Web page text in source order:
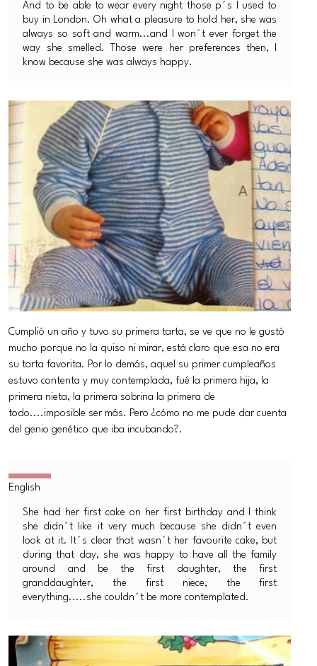
And to be able to wear every night those p´s I used to
buy in London. Oh what a pleasure to hold her, she was
always so soft and warm...and I won´t ever forget the
way she smelled. Those were her preferences then, I
know because she was always happy.
Cumplió un año y tuvo su primera tarta, se ve que no le gustó
mucho porque no la quiso ni mirar, está claro que esa no era
su tarta favorita. Por lo demás, aquel su primer cumpleaños
estuvo contenta y muy contemplada, fué la primera hija, la
primera nieta, la primera sobrina la primera de
todo....imposible ser más. Pero ¿cómo no me pude dar cuenta
del genio genético que iba incubando?.
She had her first cake on her first birthday and I think
she didn´t like it very much because she didn´t even
look at it. It´s clear that wasn´t her favourite cake, but
during that day, she was happy to have all the family
around and be the first daughter, the first
granddaughter, the first niece, the first
everything.....she couldn´t be more contemplated.